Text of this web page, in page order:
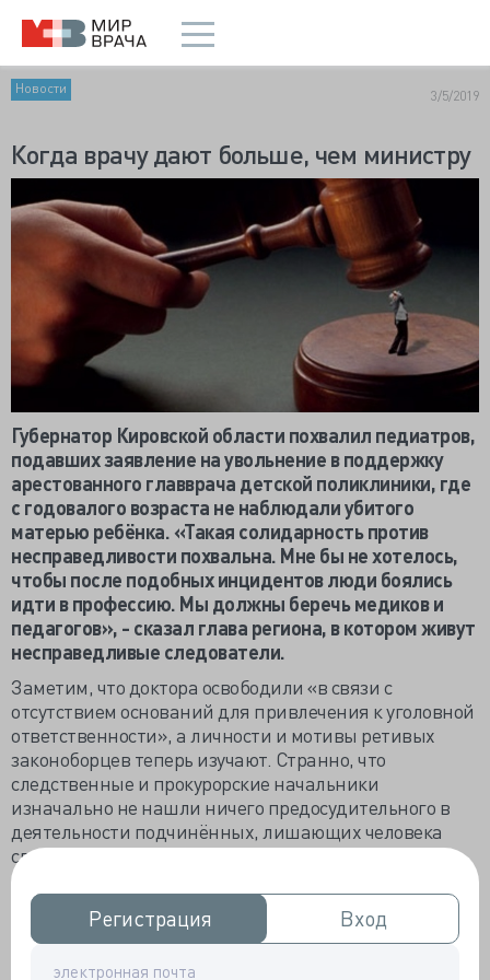
Регистрация
Регистрация Вход
Вход
Новости 3/5/2019
Когда врачу дают больше, чем министру
Губернатор Кировской области похвалил педиатров,
подавших заявление на увольнение в поддержку
арестованного главврача детской поликлиники, где
с годовалого возраста не наблюдали убитого
матерью ребёнка. «Такая солидарность против
несправедливости похвальна. Мне бы не хотелось,
чтобы после подобных инцидентов люди боялись
идти в профессию. Мы должны беречь медиков и
педагогов», - сказал глава региона, в котором живут
несправедливые следователи.
Заметим, что доктора освободили «в связи с
отсутствием оснований для привлечения к уголовной
ответственности», а личности и мотивы ретивых
законоборцев теперь изучают. Странно, что
следственные и прокурорские начальники
изначально не нашли ничего предосудительного в
деятельности подчинённых, лишающих человека
свободы из-за подозрения в халатности, и
подписывали разрешающие задержание врача
документы. Похоже, что в наше время обывателям
неприлично не ударить доктора «по щеке».